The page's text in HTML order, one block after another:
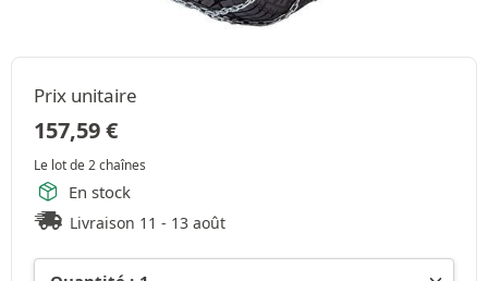
Prix unitaire
157,59€
Le lot de 2 chaînes
En stock
Livraison 11 - 13 août